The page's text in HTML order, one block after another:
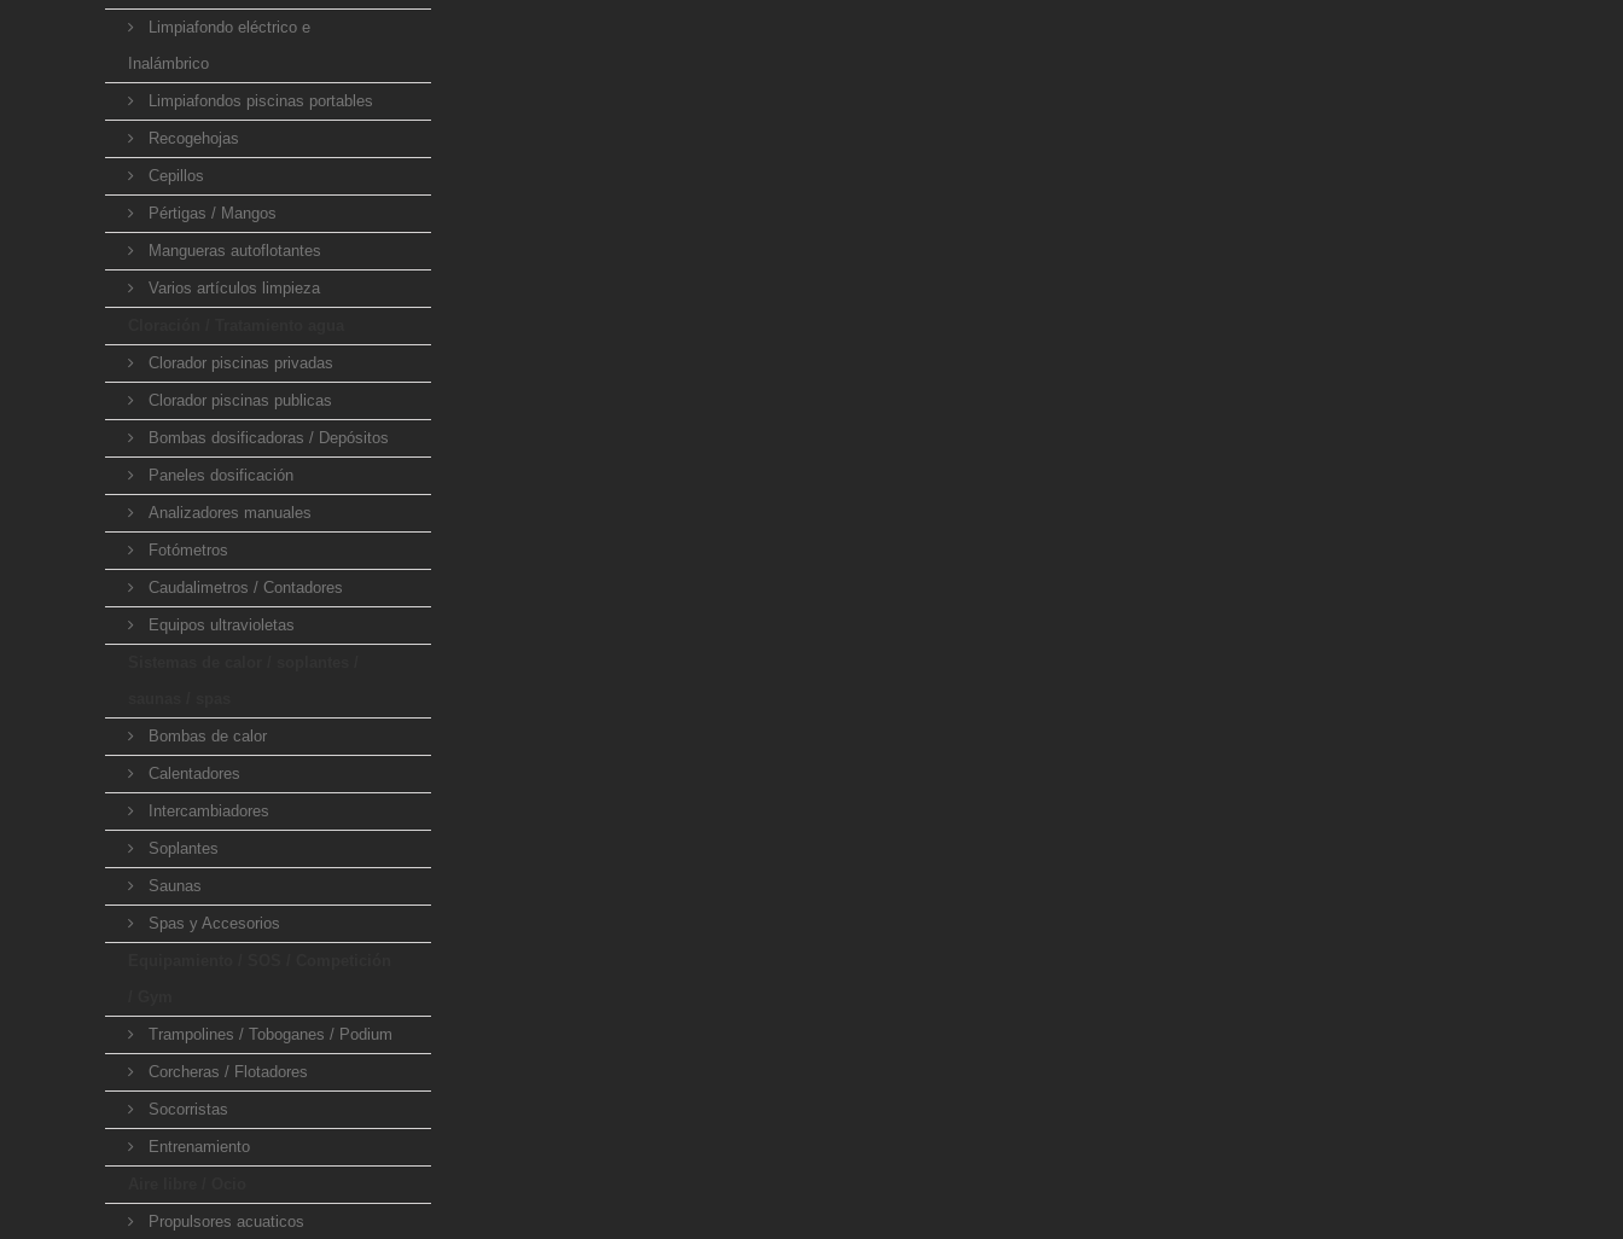
Limpiafondo eléctrico e
Inalámbrico
Limpiafondos piscinas portables
Recogehojas
Cepillos
Pértigas / Mangos
Mangueras autoflotantes
Varios artículos limpieza
Clorador piscinas privadas
Clorador piscinas publicas
Bombas dosificadoras / Depósitos
Paneles dosificación
Analizadores manuales
Fotómetros
Caudalimetros / Contadores
Equipos ultravioletas
Bombas de calor
Calentadores
Intercambiadores
Soplantes
Saunas
Spas y Accesorios
Trampolines / Toboganes / Podium
Corcheras / Flotadores
Socorristas
Entrenamiento
Propulsores acuaticos